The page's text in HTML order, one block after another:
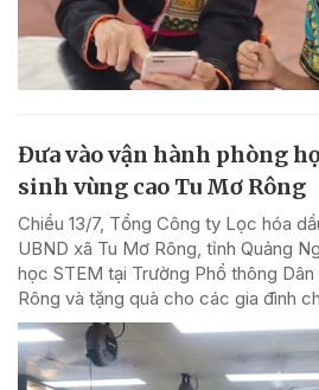
Đưa vào vận hành phòng
sinh vùng cao Tu Mơ Rông
Chiều 13/7, Tổng Công ty Lọc hóa
UBND xã Tu Mơ Rông, tỉnh Quảng
học STEM tại Trường Phổ thông
Rông và tặng quà cho các gia đình